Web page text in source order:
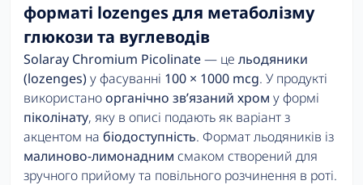
форматі lozenges для метаболізму
глюкози та вуглеводів
Solaray Chromium Picolinate— це льодяники
(lozenges)у фасуванні 100 × 1000 mcg. У продукті
використаноорганічно зв’язаний хром у формі
піколінату, яку в описі подають як варіант з
акцентом на біодоступність. Формат льодяників із
малиново-лимонадним смаком створений для
зручного прийому та повільного розчинення в роті.